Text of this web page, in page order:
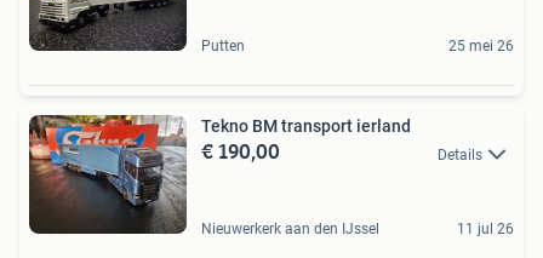
Putten 25 mei 26
Tekno BM transport ierland
€ 190,00 Details
Nieuwerkerk aan den IJssel 11 jul 26